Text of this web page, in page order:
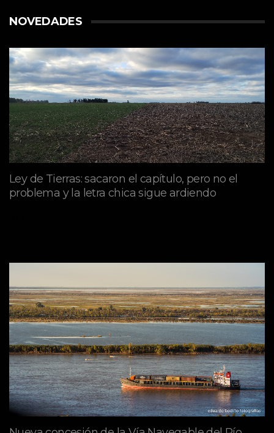
NOVEDADES
Ley de Tierras: sacaron el capítulo, pero no el
problema y la letra chica sigue ardiendo